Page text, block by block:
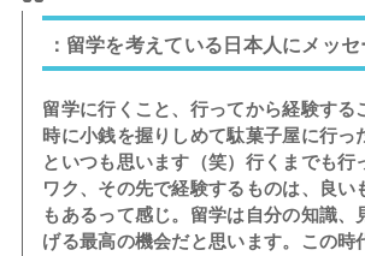
：留学を考えている日本人にメッ
留学に行くこと、行ってから経験する
時に小銭を握りしめて駄菓子屋に行っ
といつも思います（笑）行くまでも行
ワク、その先で経験するものは、良い
もあるって感じ。留学は自分の知識、
げる最高の機会だと思います。この時